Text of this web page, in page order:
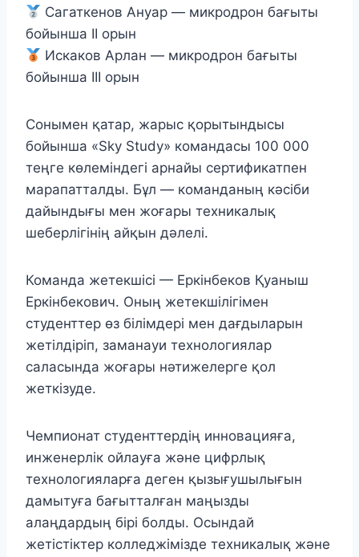
Сагаткенов Ануар — микродрон бағыты
бойынша ІІ орын
Искаков Арлан — микродрон бағыты
бойынша ІІІ орын
Сонымен қатар, жарыс қорытындысы
бойынша «Sky Study» командасы 100 000
теңге көлеміндегі арнайы сертификатпен
марапатталды. Бұл — команданың кәсіби
дайындығы мен жоғары техникалық
шеберлігінің айқын дәлелі.
Команда жетекшісі — Еркінбеков Қуаныш
Еркінбекович. Оның жетекшілігімен
студенттер өз білімдері мен дағдыларын
жетілдіріп, заманауи технологиялар
саласында жоғары нәтижелерге қол
жеткізуде.
Чемпионат студенттердің инновацияға,
инженерлік ойлауға және цифрлық
технологияларға деген қызығушылығын
дамытуға бағытталған маңызды
алаңдардың бірі болды. Осындай
жетістіктер колледжімізде техникалық және